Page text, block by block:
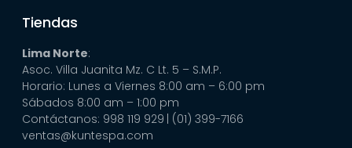
Tiendas
Lima Norte:
Asoc. Villa Juanita Mz. C Lt. 5 – S.M.P.
Horario: Lunes a Viernes 8:00 am – 6:00 pm
Sábados 8:00 am – 1:00 pm
Contáctanos: 998 119 929 | (01) 399-7166
ventas@kuntespa.com